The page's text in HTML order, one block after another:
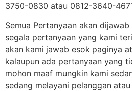
3750-0830 atau 0812-3640-
Semua Pertanyaan akan
segala pertanyaan yang kami
akan kami jawab esok paginya
kalaupun ada pertanyaan yang
mohon maaf mungkin kami
sedang melayani pelanggan